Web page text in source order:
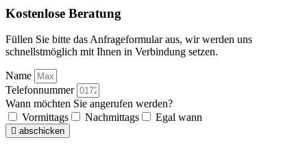
Kostenlose Beratung
Füllen Sie bitte das Anfrageformular aus, wir werden uns
schnellstmöglich mit Ihnen in Verbindung setzen.
Name
Telefonnummer
Wann möchten Sie angerufen werden?
Vormittags
Nachmittags Egal wann
abschicken